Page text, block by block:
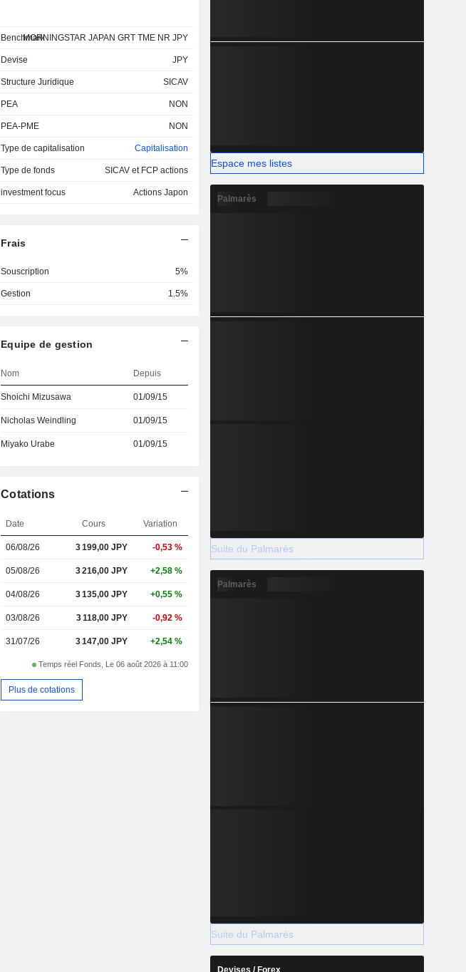
BenchmarkMORNINGSTAR JAPAN GRT TME NR JPY
Devise JPY
Structure Juridique SICAV
PEA NON
PEA-PME NON
Type de capitalisation Capitalisation
Type de fonds SICAV et FCP actions
investment focus Actions Japon
Frais
Souscription 5%
Gestion 1.5%
Equipe de gestion
Nom Depuis
Shoichi Mizusawa 01/09/15
Nicholas Weindling 01/09/15
Miyako Urabe 01/09/15
Cotations
Date Cours Variation
06/08/26 3 199,00 JPY -0,53 %
05/08/26 3 216,00 JPY +2,58 %
04/08/26 3 135,00 JPY +0,55 %
03/08/26 3 118,00 JPY -0,92 %
31/07/26 3 147,00 JPY +2,54 %
Temps réel Fonds, Le 06 août 2026 à 11:00
Plus de cotations
Espace mes listes
Palmarès
Suite du Palmarès
Palmarès
Suite du Palmarès
Devises / Forex